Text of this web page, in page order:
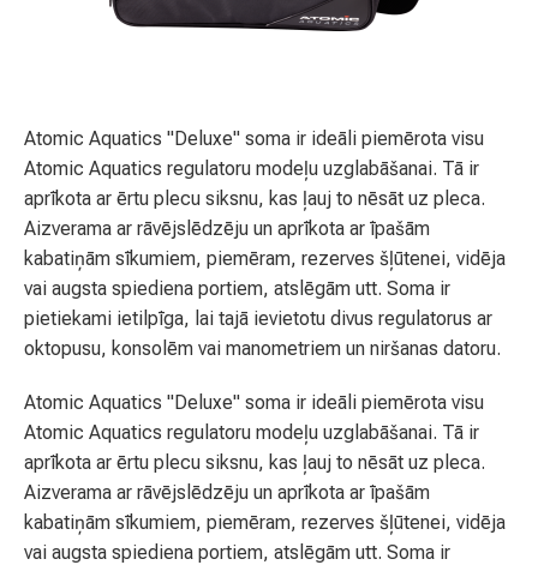
Atomic Aquatics "Deluxe" soma ir ideāli piemērota visu
Atomic Aquatics regulatoru modeļu uzglabāšanai. Tā ir
aprīkota ar ērtu plecu siksnu, kas ļauj to nēsāt uz pleca.
Aizverama ar rāvējslēdzēju un aprīkota ar īpašām
kabatiņām sīkumiem, piemēram, rezerves šļūtenei, vidēja
vai augsta spiediena portiem, atslēgām utt. Soma ir
pietiekami ietilpīga, lai tajā ievietotu divus regulatorus ar
oktopusu, konsolēm vai manometriem un niršanas datoru.
Atomic Aquatics "Deluxe" soma ir ideāli piemērota visu
Atomic Aquatics regulatoru modeļu uzglabāšanai. Tā ir
aprīkota ar ērtu plecu siksnu, kas ļauj to nēsāt uz pleca.
Aizverama ar rāvējslēdzēju un aprīkota ar īpašām
kabatiņām sīkumiem, piemēram, rezerves šļūtenei, vidēja
vai augsta spiediena portiem, atslēgām utt. Soma ir